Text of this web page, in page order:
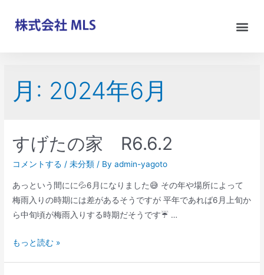
月: 2024年6月
すげたの家 R6.6.2
コメントする /未分類 / Byadmin-yagoto
あっという間にに💦6月になりました😅 その年や場所によって
梅雨入りの時期には差があるそうですが 平年であれば6月上旬か
ら中旬頃が梅雨入りする時期だそうです☔️ …
もっと読む »